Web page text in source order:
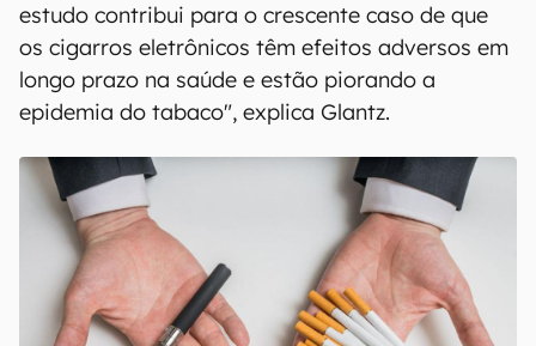
estudo contribui para o crescente caso de que
os cigarros eletrônicos têm efeitos adversos em
longo prazo na saúde e estão piorando a
epidemia do tabaco", explica Glantz.